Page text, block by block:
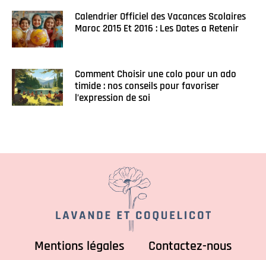
Calendrier Officiel des Vacances Scolaires
Maroc 2015 Et 2016 : Les Dates a Retenir
Comment Choisir une colo pour un ado
timide : nos conseils pour favoriser
l’expression de soi
Mentions légales Contactez-nous